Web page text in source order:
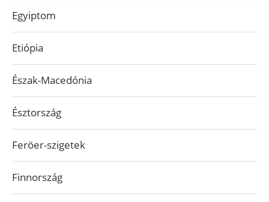
Egyiptom
Etiópia
Észak-Macedónia
Észtország
Feröer-szigetek
Finnország